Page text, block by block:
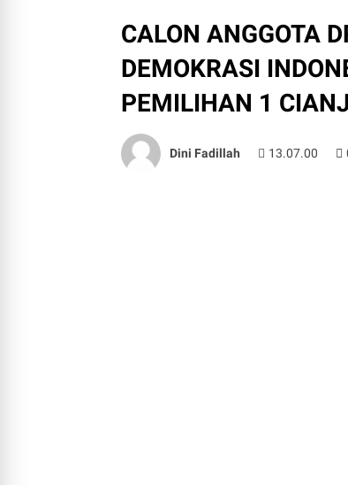
CALON ANGGOTA
DEMOKRASI
PEMILIHAN 1
Dini Fadillah 13.07.00